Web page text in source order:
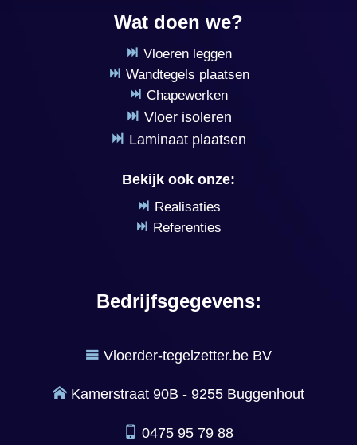
Wat doen we?
Vloeren leggen
Wandtegels plaatsen
Chapewerken
Vloer isoleren
Laminaat plaatsen
Bekijk ook onze:
Realisaties
Referenties
Bedrijfsgegevens:
Vloerder-tegelzetter.be BV
Kamerstraat 90B - 9255 Buggenhout
0475 95 79 88